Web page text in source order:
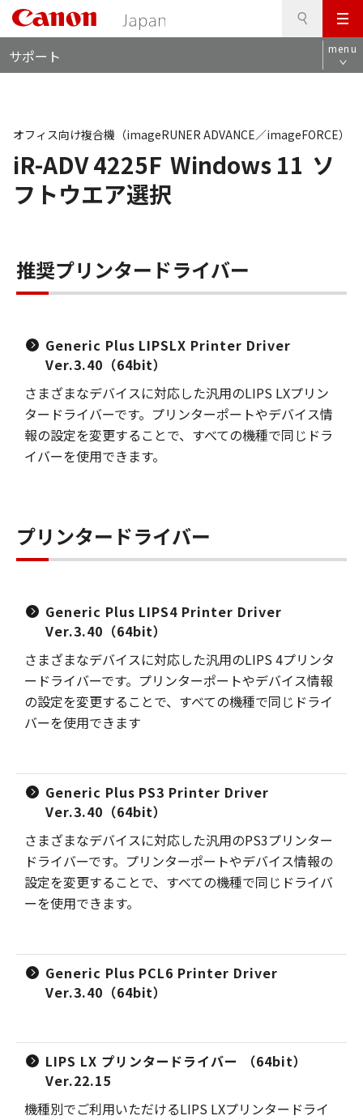
メ
ニ
ュ
サポート menu
iR-ADV 4225F Windows 11 ソ
フトウエア選択
オフィス向け複合機（imageRUNER ADVANCE／imageFORCE）
推奨プリンタードライバー
Generic Plus LIPSLX Printer Driver
Ver.3.40（64bit）
さまざまなデバイスに対応した汎用のLIPS LXプリン
タードライバーです。プリンターポートやデバイス情
報の設定を変更することで、すべての機種で同じドラ
イバーを使用できます。
プリンタードライバー
Generic Plus LIPS4 Printer Driver
Ver.3.40（64bit）
さまざまなデバイスに対応した汎用のLIPS 4プリンタ
ードライバーです。プリンターポートやデバイス情報
の設定を変更することで、すべての機種で同じドライ
バーを使用できます
Generic Plus PS3 Printer Driver
Ver.3.40（64bit）
さまざまなデバイスに対応した汎用のPS3プリンター
ドライバーです。プリンターポートやデバイス情報の
設定を変更することで、すべての機種で同じドライバ
ーを使用できます。
Generic Plus PCL6 Printer Driver
Ver.3.40（64bit）
LIPS LX プリンタードライバー （64bit）
Ver.22.15
機種別でご利用いただけるLIPS LXプリンタードライ